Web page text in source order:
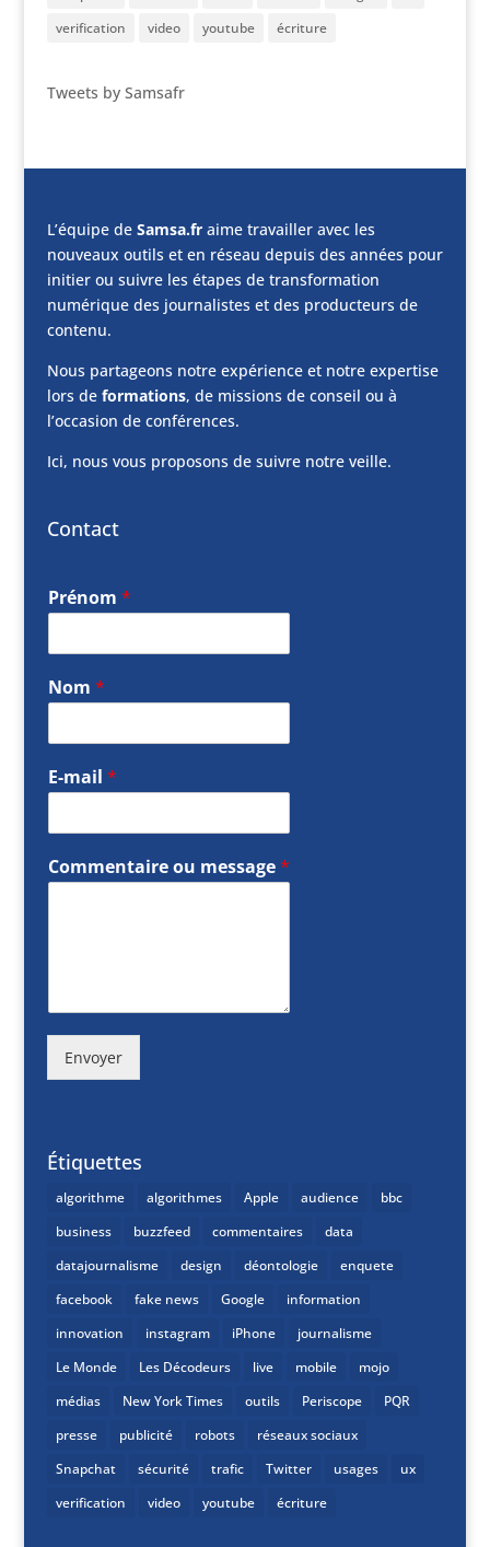
verification
video youtube écriture
Tweets by Samsafr
L’équipe de Samsa.fraime travailler avec les
nouveaux outils et en réseau depuis des années pour
initier ou suivre les étapes de transformation
numérique des journalistes et des producteurs de
contenu.
Nous partageons notre expérience et notre expertise
lors de formations, de missions de conseil ou à
l’occasion de conférences.
Ici, nous vous proposons de suivre notre veille.
Contact
Prénom *
Nom *
E-mail *
Commentaire ou message*
Envoyer
Étiquettes
algorithme algorithmes Apple audience
bbc
business
buzzfeed commentaires
data
datajournalisme
design déontologie
enquete
facebook
fake news Google
information
innovation
instagram iPhone
journalisme
Le Monde
Les Décodeurs live mobile
mojo
médias
New York Times outils Periscope
PQR
presse
publicité robots
réseaux sociaux
Snapchat
sécurité trafic Twitter usages
ux
verification
video youtube écriture